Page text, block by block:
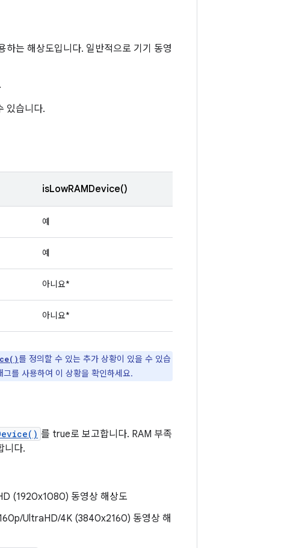
하는 해상도입니다. 일반적으로 기기 동영
있습니다.
isLowRAMDevice()
예
예
아니요*
아니요*
를 정의할 수 있는 추가 상황이 있을 수 있습
그를 사용하여 이 상황을 확인하세요.
를 true로 보고합니다. RAM 부족
니다.
(1920x1080) 동영상 해상도
UltraHD/4K (3840x2160) 동영상 해